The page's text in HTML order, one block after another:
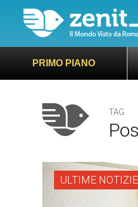
PRIMO PIANO
TAG
ULTIME NOTIZIE